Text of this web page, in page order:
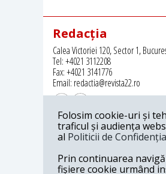
Redacția
Calea Victoriei 120, Sector 1,
Tel: +4021 3112208
Fax: +4021 3141776
Email: redactia@revista22.ro
Revista 22 este editata de
Folosim cookie-uri și
traficul și audiența
al Politicii de
Prin continuarea
fișiere cookie urmând